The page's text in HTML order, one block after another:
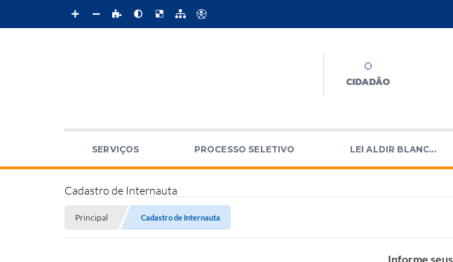
CIDADÃO
SERVIÇOS PROCESSO SELETIVO LEI ALDIR BLANC...
Cadastro de Internauta
Principal Cadastro de Internauta
Informe